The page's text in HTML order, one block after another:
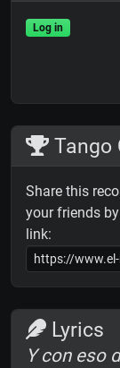
Log in
Tango
Share this
your friends
link:
Lyrics
Y con eso